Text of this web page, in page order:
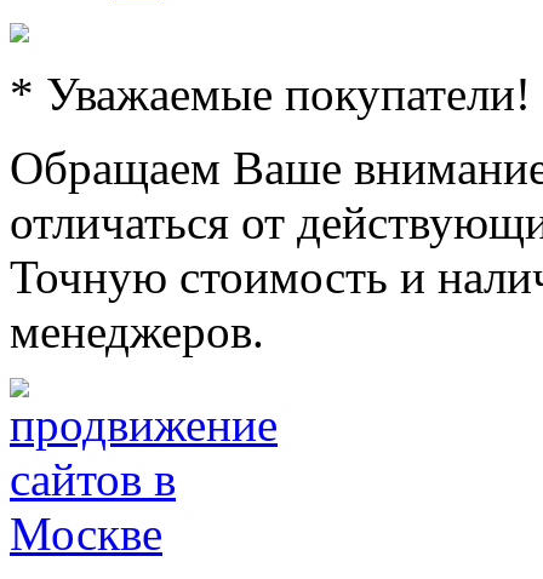
* Уважаемые покупатели!
Обращаем Ваше
отличаться от
Точную стоимость и
менеджеров.